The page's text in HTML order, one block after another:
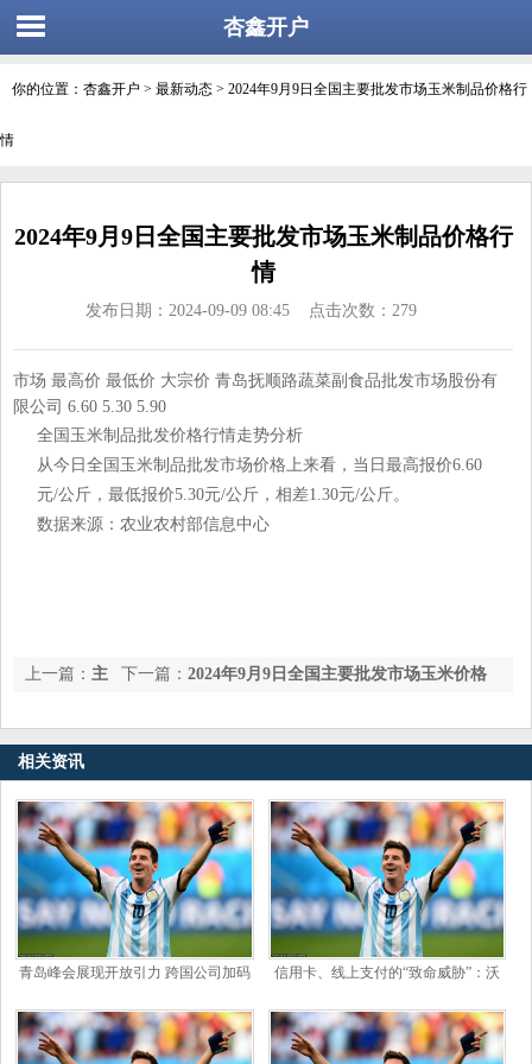
杏鑫开户
你的位置： 杏鑫开户 > 最新动态 > 2024年9月9日全国主要批发市场玉米制品价格行
情
2024年9月9日全国主要批发市场玉米制品价格行
情
发布日期：2024-09-09 08:45 点击次数：279
市场 最高价 最低价 大宗价 青岛抚顺路蔬菜副食品批发市场股份有
限公司 6.60 5.30 5.90
全国玉米制品批发价格行情走势分析
从今日全国玉米制品批发市场价格上来看，当日最高报价6.60
元/公斤，最低报价5.30元/公斤，相差1.30元/公斤。
数据来源：农业农村部信息中心
下一篇： 2024年9月9日全国主要批发市场玉米价格
上一篇： 主
相关资讯
青岛峰会展现开放引力 跨国公司加码
信用卡、线上支付的“致命威胁”：沃